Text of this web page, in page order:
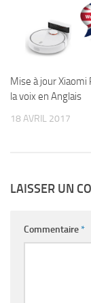
Mise à jour Xiaomi
la voix en Anglais
18 AVRIL 2017
LAISSER UN
Commentaire*